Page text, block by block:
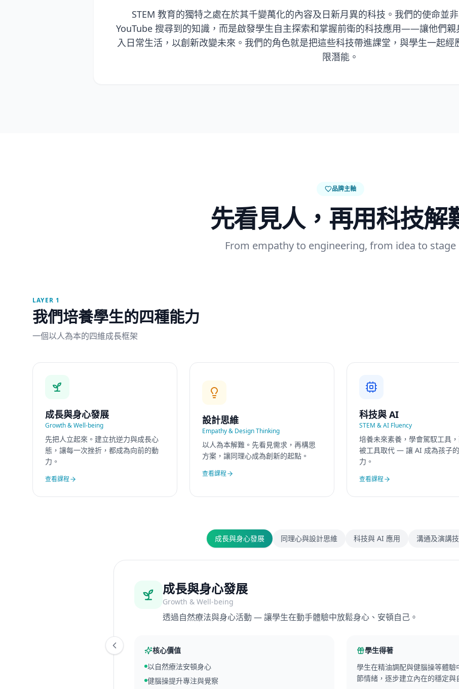
STEM 教育的獨特之處在於其千變萬化的內容及日新月異的科技。我們的使命並
YouTube 搜尋到的知識，而是啟發學生自主探索和掌握前衛的科技應用——讓他們親
入日常生活，以創新改變未來。我們的角色就是把這些科技帶進課堂，與學生一起經
限潛能。
品牌主軸
先看見人，再用科技解
From empathy to engineering, from idea to stage
LAYER 1
我們培養學生的四種能力
一個以人為本的四維成長框架
成長與身心發展
Growth & Well-being
先把人立起來。建立抗逆力與成長心
態，讓每一次挫折，都成為向前的動
力。
查看課程
設計思維
Empathy & Design Thinking
以人為本解難。先看見需求，再構思
方案，讓同理心成為創新的起點。
查看課程
科技與 AI
STEM & AI Fluency
培養未來素養，學會駕馭工具
被工具取代 — 讓 AI 成為孩子
力。
查看課程
成長與身心發展 同理心與設計思維 科技與 AI 應用 溝通及演講
同理心與設計思維
Empathy & Design Thinking
以人為本解難 — 先看見真實需求，再構思方案。
核心價值
觀察與理解使用者
創造性解難能力
學生得著
學生從被動學習者轉為主動
發，設計出真正有價值的解決